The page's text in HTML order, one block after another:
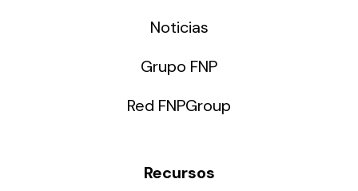
Noticias
Grupo FNP
Red FNPGroup
Recursos